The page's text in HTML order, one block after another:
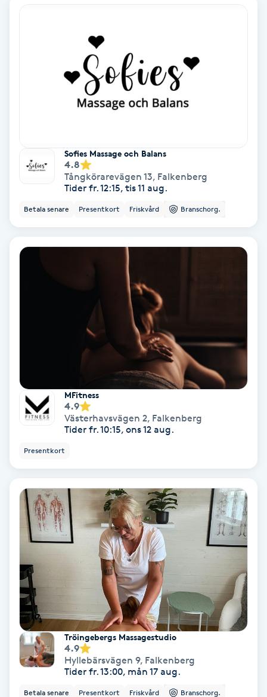
Klippning ungdom
Koppningsmassage
Kostrådgivning
Käkledsbehandling
Kärlbehandling
Laserbehandling
LED-ljusterapi
Liktornar
LPG
LPG-behandling
LPG-massage
Luggklippning
Sofies Massage och Balans
4.8
Tångkörarevägen 13, Falkenberg
Tider fr. 12:15, tis 11 aug.
Betala senare Presentkort Friskvård Branschorg.
MFitness
4.9
Västerhavsvägen 2, Falkenberg
Tider fr. 10:15, ons 12 aug.
Presentkort
Tröingebergs Massagestudio
4.9
Hyllebärsvägen 9, Falkenberg
Tider fr. 13:00, mån 17 aug.
Betala senare Presentkort Friskvård Branschorg.